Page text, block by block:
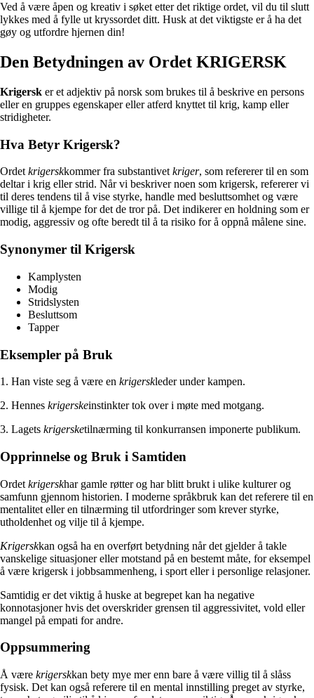
Ved å være åpen og kreativ i søket etter det riktige ordet, vil du til slutt
lykkes med å fylle ut kryssordet ditt. Husk at det viktigste er å ha det
gøy og utfordre hjernen din!
Den Betydningen av Ordet KRIGERSK
Krigersk er et adjektiv på norsk som brukes til å beskrive en persons
eller en gruppes egenskaper eller atferd knyttet til krig, kamp eller
stridigheter.
Hva Betyr Krigersk?
Ordetkrigerskkommer fra substantivetkriger, som refererer til en som
deltar i krig eller strid. Når vi beskriver noen som krigersk, refererer vi
til deres tendens til å vise styrke, handle med besluttsomhet og være
villige til å kjempe for det de tror på. Det indikerer en holdning som er
modig, aggressiv og ofte beredt til å ta risiko for å oppnå målene sine.
Synonymer til Krigersk
Kamplysten
Modig
Stridslysten
Besluttsom
Tapper
Eksempler på Bruk
1. Han viste seg å være en krigerskleder under kampen.
2. Hennes krigerskeinstinkter tok over i møte med motgang.
3. Lagets krigersketilnærming til konkurransen imponerte publikum.
Opprinnelse og Bruk i Samtiden
Ordet krigerskhar gamle røtter og har blitt brukt i ulike kulturer og
samfunn gjennom historien. I moderne språkbruk kan det referere til en
mentalitet eller en tilnærming til utfordringer som krever styrke,
utholdenhet og vilje til å kjempe.
Krigerskkan også ha en overført betydning når det gjelder å takle
vanskelige situasjoner eller motstand på en bestemt måte, for eksempel
å være krigersk i jobbsammenheng, i sport eller i personlige relasjoner.
Samtidig er det viktig å huske at begrepet kan ha negative
konnotasjoner hvis det overskrider grensen til aggressivitet, vold eller
mangel på empati for andre.
Oppsummering
Å være krigerskkan bety mye mer enn bare å være villig til å slåss
fysisk. Det kan også referere til en mental innstilling preget av styrke,